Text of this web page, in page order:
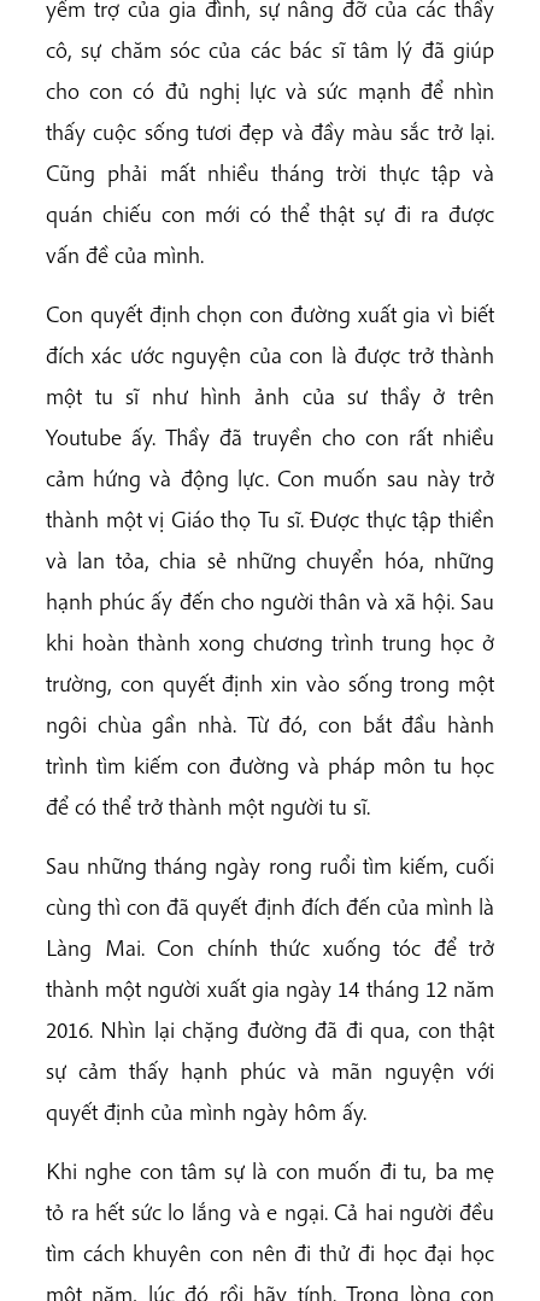
yểm trợ của gia đình, sự nâng đỡ của các thầy
cô, sự chăm sóc của các bác sĩ tâm lý đã giúp
cho con có đủ nghị lực và sức mạnh để nhìn
thấy cuộc sống tươi đẹp và đầy màu sắc trở lại.
Cũng phải mất nhiều tháng trời thực tập và
quán chiếu con mới có thể thật sự đi ra được
vấn đề của mình.
Con quyết định chọn con đường xuất gia vì biết
đích xác ước nguyện của con là được trở thành
một tu sĩ như hình ảnh của sư thầy ở trên
Youtube ấy. Thầy đã truyền cho con rất nhiều
cảm hứng và động lực. Con muốn sau này trở
thành một vị Giáo thọ Tu sĩ. Được thực tập thiền
và lan tỏa, chia sẻ những chuyển hóa, những
hạnh phúc ấy đến cho người thân và xã hội. Sau
khi hoàn thành xong chương trình trung học ở
trường, con quyết định xin vào sống trong một
ngôi chùa gần nhà. Từ đó, con bắt đầu hành
trình tìm kiếm con đường và pháp môn tu học
để có thể trở thành một người tu sĩ.
Sau những tháng ngày rong ruổi tìm kiếm, cuối
cùng thì con đã quyết định đích đến của mình là
Làng Mai. Con chính thức xuống tóc để trở
thành một người xuất gia ngày 14 tháng 12 năm
2016. Nhìn lại chặng đường đã đi qua, con thật
sự cảm thấy hạnh phúc và mãn nguyện với
quyết định của mình ngày hôm ấy.
Khi nghe con tâm sự là con muốn đi tu, ba mẹ
tỏ ra hết sức lo lắng và e ngại. Cả hai người đều
tìm cách khuyên con nên đi thử đi học đại học
một năm, lúc đó rồi hãy tính. Trong lòng con